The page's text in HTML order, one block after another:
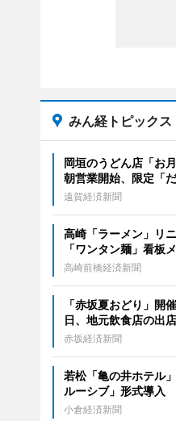
みん経トピックス
岡垣のうどん店「お
朝営業開始、限定「
遠賀経済新聞
高崎「ラーメン」リ
「ワンタン麺」看板
高崎前橋経済新聞
「赤坂夏おどり」
日、地元飲食店の出
赤坂経済新聞
若松「亀の井ホテル
ルーシブ」形式導入
小倉経済新聞